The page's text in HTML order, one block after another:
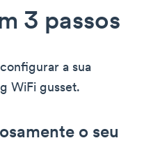
3 passos
a sua
WiFi gusset.
o seu